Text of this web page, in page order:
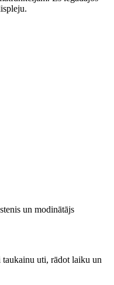
un modinātājs
taukainu uti, rādot laiku un